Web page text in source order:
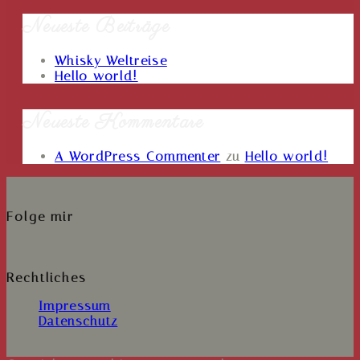
Whisky Weltreise
Hello world!
A WordPress Commenter zu Hello world!
Folge mir
a
tab
Rechtliches
Impressum
Datenschutz